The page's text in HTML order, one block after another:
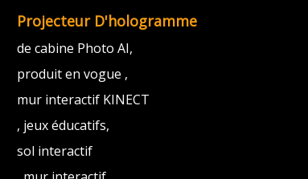
Projecteur D'hologramme
de cabine Photo AI,
produit en vogue ,
mur interactif KINECT
, jeux éducatifs,
sol interactif